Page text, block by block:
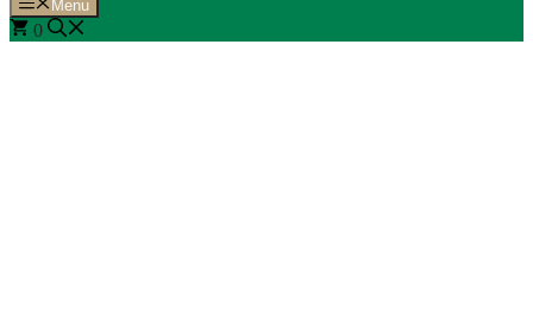
Menu
0